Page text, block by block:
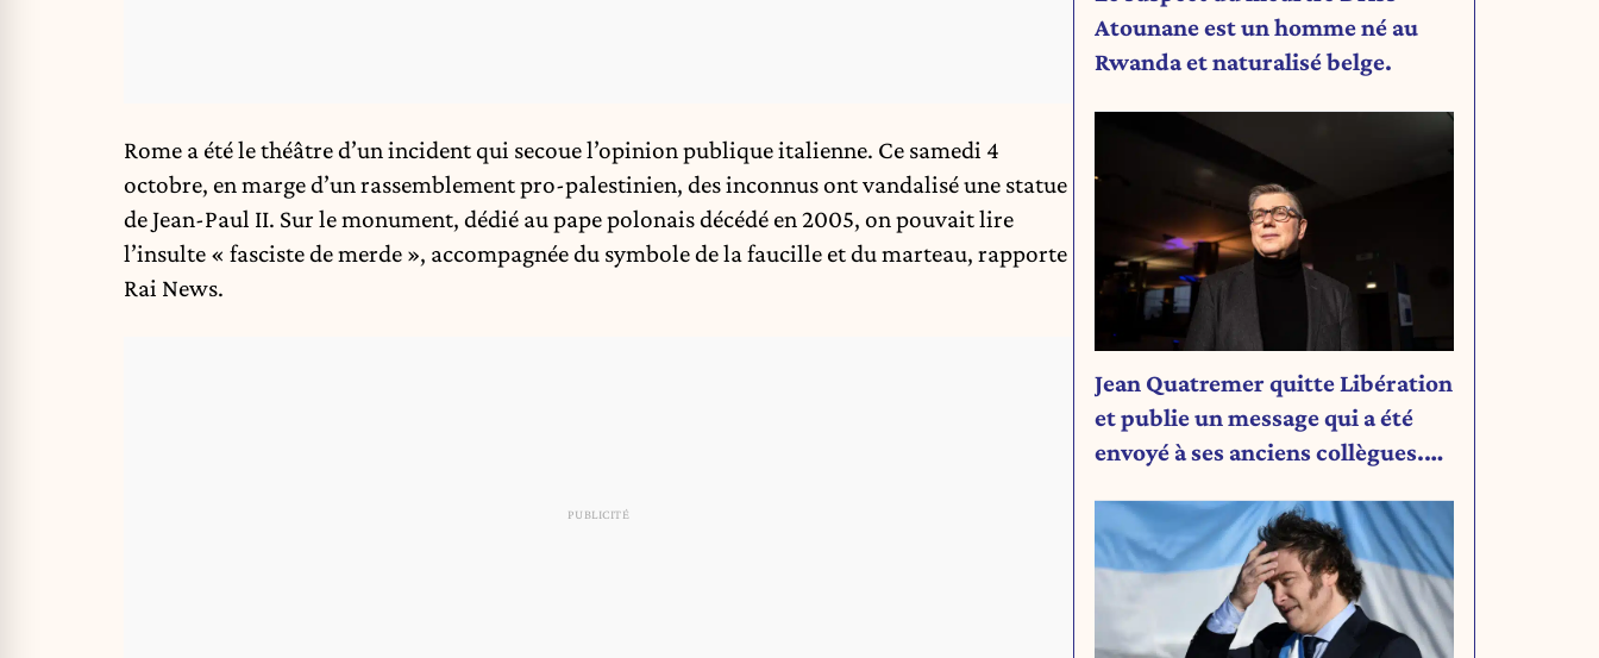
Rome a été le théâtre d’un incident qui secoue l’opinion publique italienne. Ce samedi 4
octobre, en marge d’un rassemblement pro-palestinien, des inconnus ont vandalisé une statue
de Jean-Paul II. Sur le monument, dédié au pape polonais décédé en 2005, on pouvait lire
l’insulte « fasciste de merde », accompagnée du symbole de la faucille et du marteau, rapporte
Rai News.
Atounane est un homme né au
Rwanda et naturalisé belge.
Jean Quatremer quitte Libération
et publie un message qui a été
envoyé à ses anciens collègues.